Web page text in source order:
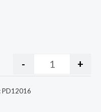
- +
PD12016